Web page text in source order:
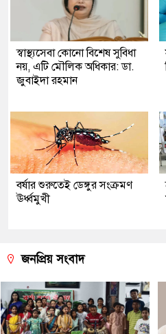
স্বাস্থ্যসেবা কোনো বিশেষ সুবিধা
নয়, এটি মৌলিক অধিকার: ডা.
জুবাইদা রহমান
বর্ষার শুরুতেই ডেঙ্গুর সংক্রমণ
ঊর্ধ্বমুখী
জনপ্রিয় সংবাদ